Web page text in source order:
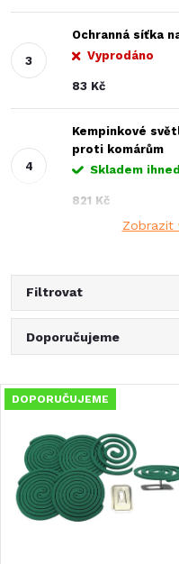
Ochranná síťka
Vyprodáno
83 Kč
Kempinkové
proti komárům
Skladem
821 Kč
Zobrazit
Filtrovat
Ř
a
e
n
Doporučujeme
Nejdražší
Nejprodávanější
Abecedně
V
ý
p
DOPORUČUJEME